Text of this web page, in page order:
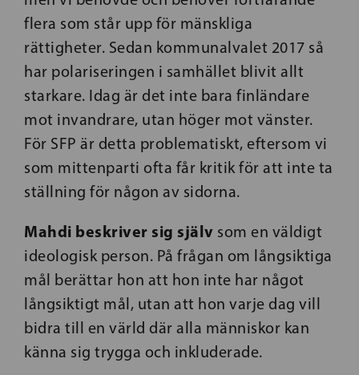
flera som står upp för mänskliga
rättigheter. Sedan kommunalvalet 2017 så
har polariseringen i samhället blivit allt
starkare. Idag är det inte bara finländare
mot invandrare, utan höger mot vänster.
För SFP är detta problematiskt, eftersom vi
som mittenparti ofta får kritik för att inte ta
ställning för någon av sidorna.
Mahdi beskriver sig själv som en väldigt
ideologisk person. På frågan om långsiktiga
mål berättar hon att hon inte har något
långsiktigt mål, utan att hon varje dag vill
bidra till en värld där alla människor kan
känna sig trygga och inkluderade.